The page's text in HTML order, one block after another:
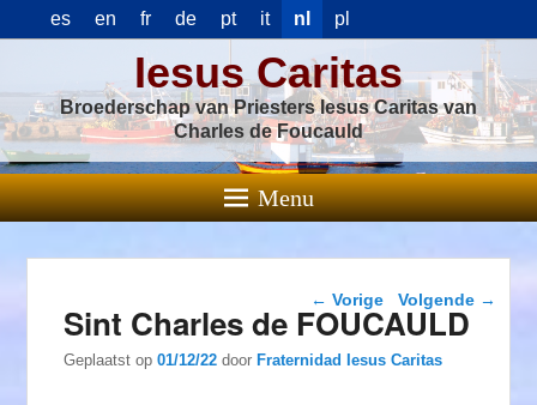
es en fr de pt it nl pl
Iesus Caritas
Broederschap van Priesters Iesus Caritas van
Charles de Foucauld
Menu
Berichtnavigatie
← Vorige Volgende →
Sint Charles de FOUCAULD
Geplaatst op01/12/22 doorFraternidad Iesus Caritas